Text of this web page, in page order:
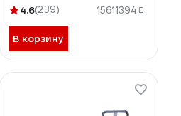
4.6(239) 15611394
В корзину